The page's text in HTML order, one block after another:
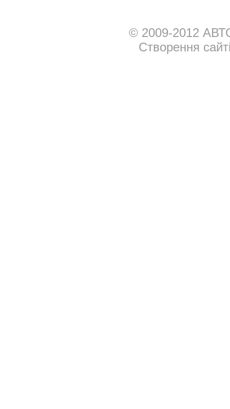
© 2009-2012
Створення